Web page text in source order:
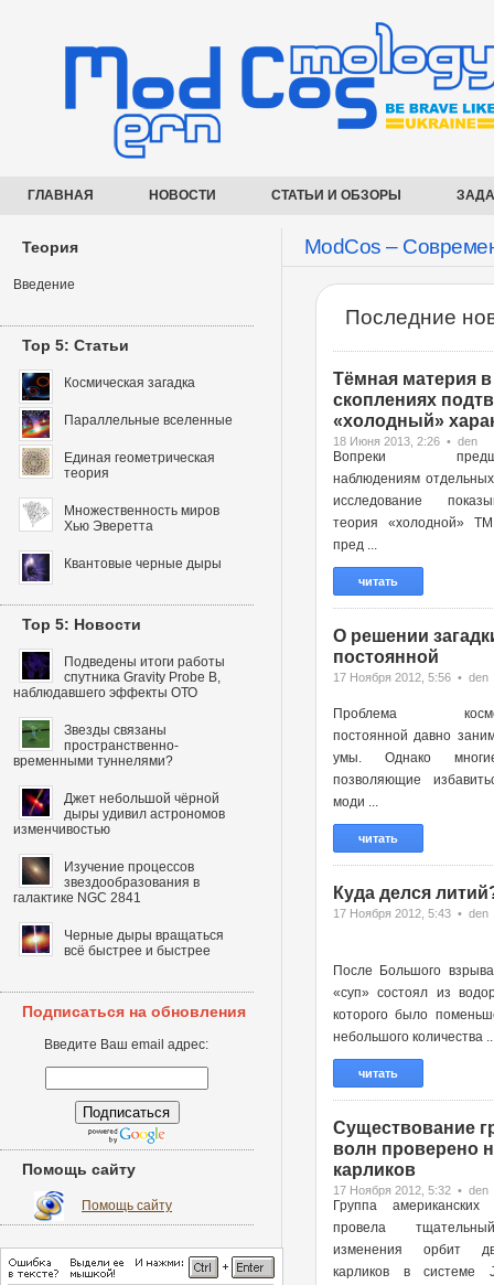
ГЛАВНАЯ НОВОСТИ СТАТЬИ И ОБЗОРЫ
ModCos –
Последние
Тёмная материя в
скоплениях
«холодный»
18 Июня 2013, 2:26 • den
Вопреки
наблюдениям
исследование
теория «холодной»
пред ...
читать
О решении
постоянной
17 Ноября 2012, 5:56 • den
Проблема
постоянной давно
умы. Однако
позволяющие
моди ...
читать
Куда делся
17 Ноября 2012, 5:43 • den
После Большого
«суп» состоял из
которого было
небольшого количества
читать
Существование
волн проверено
карликов
17 Ноября 2012, 5:32 • den
Группа американских
провела
изменения орбит
карликов в системе
Теория
Введение
Top 5: Статьи
Космическая загадка
Параллельные вселенные
Единая геометрическая
теория
Множественность миров
Хью Эверетта
Квантовые черные дыры
Top 5: Новости
Подведены итоги работы
спутника Gravity Probe B,
наблюдавшего эффекты ОТО
Звезды связаны
пространственно-
временными туннелями?
Джет небольшой чёрной
дыры удивил астрономов
изменчивостью
Изучение процессов
звездообразования в
галактике NGC 2841
Черные дыры вращаться
всё быстрее и быстрее
Подписаться на обновления
Введите Ваш email адрес:
Помощь сайту
Помощь сайту